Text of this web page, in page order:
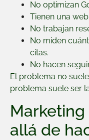
No optimizan
Tienen una
No trabajan
No miden
citas.
No hacen
El problema no
problema suele ser
Marketing
allá de